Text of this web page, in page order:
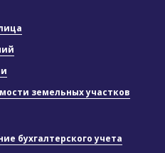
земельных участков
бухгалтерского учета